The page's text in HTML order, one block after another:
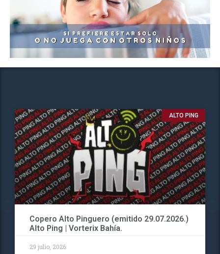
ALTO PING
Copero Alto Pinguero (emitido 29.07.2026.)
Alto Ping | Vorterix Bahía.
29 julio, 2026